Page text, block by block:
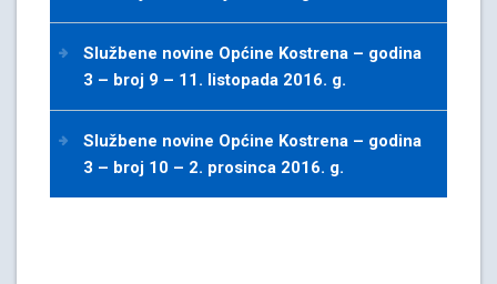
Službene novine Općine Kostrena – godina
3 – broj 9 – 11. listopada 2016. g.
Službene novine Općine Kostrena – godina
3 – broj 10 – 2. prosinca 2016. g.